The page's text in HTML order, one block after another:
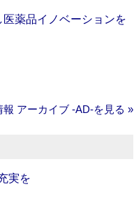
薬品イノベーションを
アーカイブ ‐AD‐を見る »
実を